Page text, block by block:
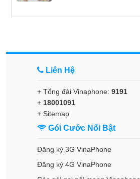
Liên Hệ
+ Tổng đài Vinaphone: 9191
+ 18001091
+ Sitemap
Gói Cước Nổi Bật
Đăng ký 3G VinaPhone
Đăng ký 4G VinaPhone